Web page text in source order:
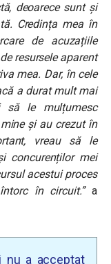
deoarece sunt și
Credința mea în
de acuzațiile
resursele aparent
mea. Dar, în cele
a durat mult mai
le mulțumesc
și au crezut în
vreau să le
concurenților mei
acestui proces
în circuit.”a
nu a acceptat